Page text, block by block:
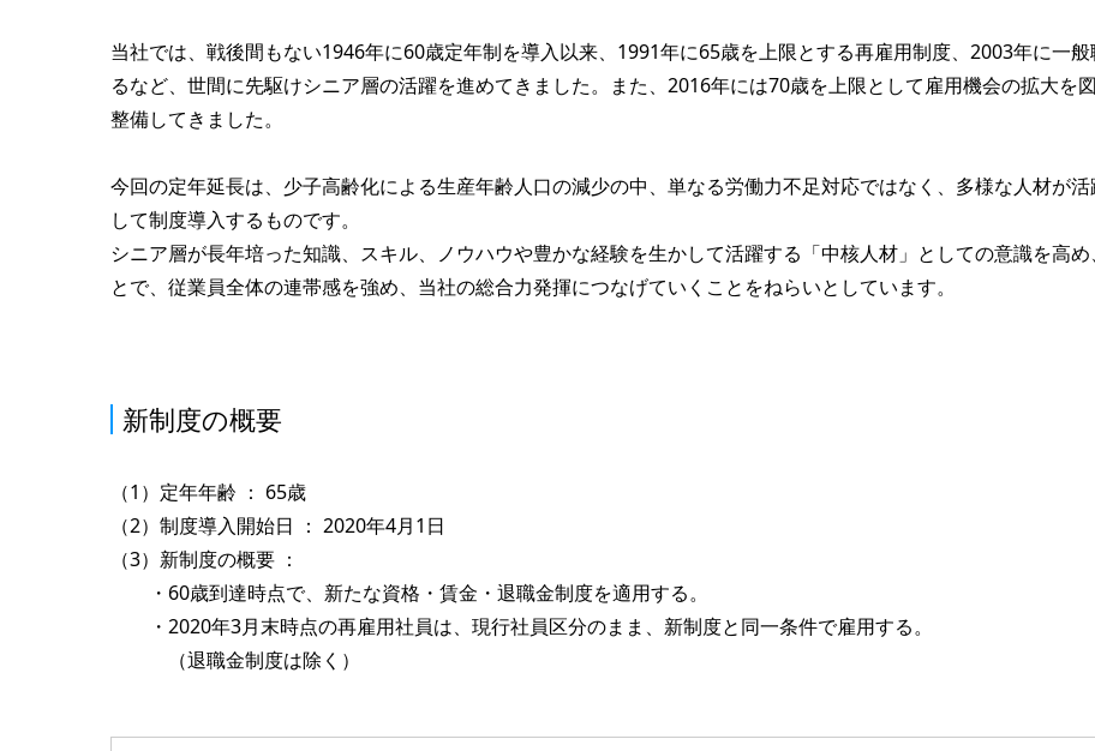
当社では、戦後間もない1946年に60歳定年制を導入以来、1991年に65歳を上限とする再雇用制度、2003年に一
るなど、世間に先駆けシニア層の活躍を進めてきました。また、2016年には70歳を上限として雇用機会の拡大を
整備してきました。
今回の定年延長は、少子高齢化による生産年齢人口の減少の中、単なる労働力不足対応ではなく、多様な人材が
して制度導入するものです。
シニア層が長年培った知識、スキル、ノウハウや豊かな経験を生かして活躍する「中核人材」としての意識を高
とで、従業員全体の連帯感を強め、当社の総合力発揮につなげていくことをねらいとしています。
新制度の概要
（1）定年年齢 ： 65歳
（2）制度導入開始日 ： 2020年4月1日
（3）新制度の概要 ：
・60歳到達時点で、新たな資格・賃金・退職金制度を適用する。
・2020年3月末時点の再雇用社員は、現行社員区分のまま、新制度と同一条件で雇用する。
（退職金制度は除く）